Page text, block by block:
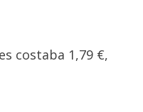
costaba 1,79 €,